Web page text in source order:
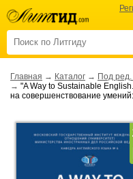
Главная → Каталог → Под
→ "A Way to Sustainable
на совершенствование